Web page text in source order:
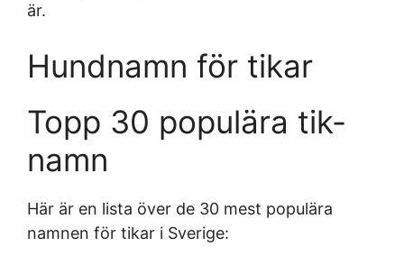
är.
Hundnamn för tikar
Topp 30 populära tik-
namn
Här är en lista över de 30 mest populära
namnen för tikar i Sverige: